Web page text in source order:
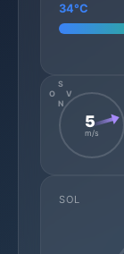
34°C
N
S
O
V
5
m/s
SOL